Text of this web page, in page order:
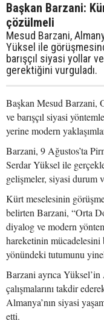
Başkan Barzani:
çözülmeli
Mesud Barzani,
Yüksel ile
barışçıl siyasi yollar
gerektiğini vurguladı.
Başkan Mesud Barzani,
ve barışçıl siyasi
yerine modern
Barzani, 9 Ağustos’ta
Serdar Yüksel ile
gelişmeler, siyasi durum
Kürt meselesinin
belirten Barzani, “Orta
diyalog ve modern
hareketinin mücadelesini
yönündeki tutumunu
Barzani ayrıca
çalışmalarını takdir
Almanya’nın siyasi
etti.